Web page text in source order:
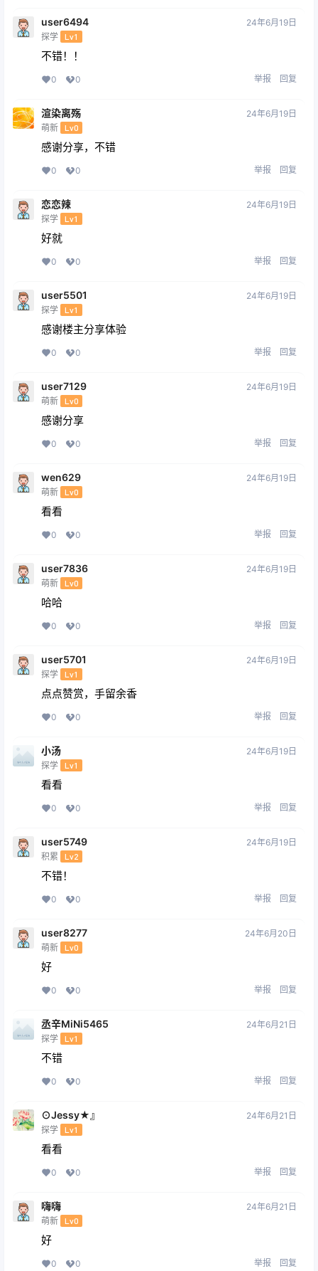
user6494
探学 Lv1
24年6月19日
不错！！
0 0 举报 回复
渲染离殇
萌新 Lv0
24年6月19日
感谢分享，不错
0 0 举报 回复
恋恋辣
探学 Lv1
24年6月19日
好就
0 0 举报 回复
user5501
探学 Lv1
24年6月19日
感谢楼主分享体验
0 0 举报 回复
user7129
萌新 Lv0
24年6月19日
感谢分享
0 0 举报 回复
wen629
萌新 Lv0
24年6月19日
看看
0 0 举报 回复
user7836
萌新 Lv0
24年6月19日
哈哈
0 0 举报 回复
user5701
探学 Lv1
24年6月19日
点点赞赏，手留余香
0 0 举报 回复
小汤
探学 Lv1
24年6月19日
看看
0 0 举报 回复
user5749
积累 Lv2
24年6月19日
不错！
0 0 举报 回复
user8277
萌新 Lv0
24年6月20日
好
0 0 举报 回复
丞辛MiNi5465
探学 Lv1
24年6月21日
不错
0 0 举报 回复
⊙Jessy★』
探学 Lv1
24年6月21日
看看
0 0 举报 回复
嗨嗨
萌新 Lv0
24年6月21日
好
0 0 举报 回复